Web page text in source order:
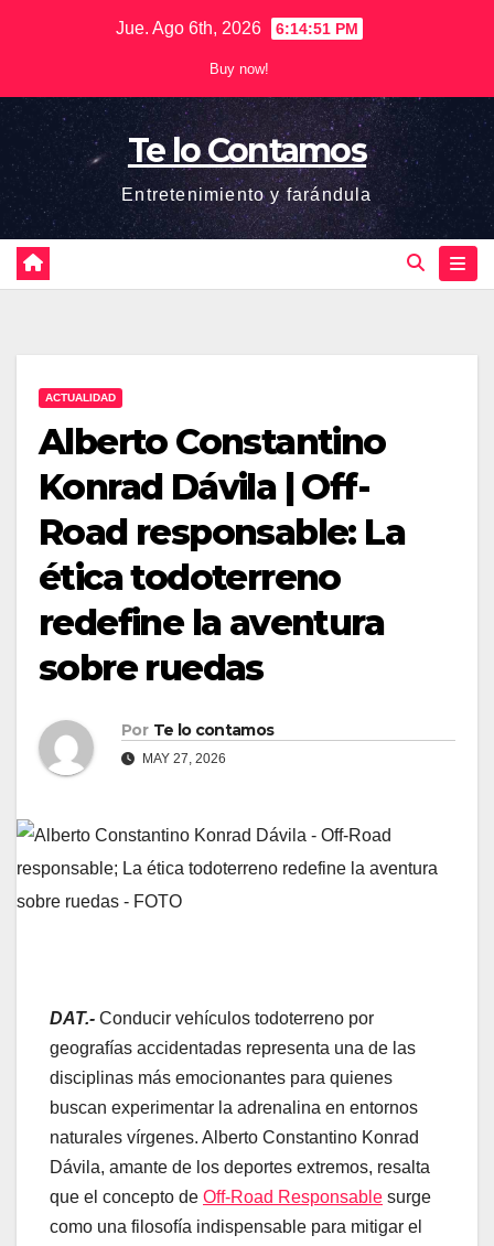
Jue. Ago 6th, 2026 6:14:52 PM
Buy now!
Te lo Contamos
Entretenimiento y farándula
ACTUALIDAD
Alberto Constantino
Konrad Dávila | Off-
Road responsable: La
ética todoterreno
redefine la aventura
sobre ruedas
Por Te lo contamos
MAY 27, 2026
DAT.- Conducir vehículos todoterreno por
geografías accidentadas representa una de las
disciplinas más emocionantes para quienes
buscan experimentar la adrenalina en entornos
naturales vírgenes. Alberto Constantino Konrad
Dávila, amante de los deportes extremos, resalta
que el concepto de Off-Road Responsable surge
como una filosofía indispensable para mitigar el